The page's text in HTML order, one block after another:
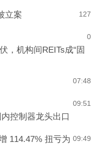
127
立案
0
，机构间REITs成“固
07:48
09:51
控制器龙头出口
09:49
114.47% 扭亏为